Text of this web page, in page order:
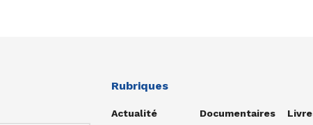
Rubriques
Actualité
Documentaires